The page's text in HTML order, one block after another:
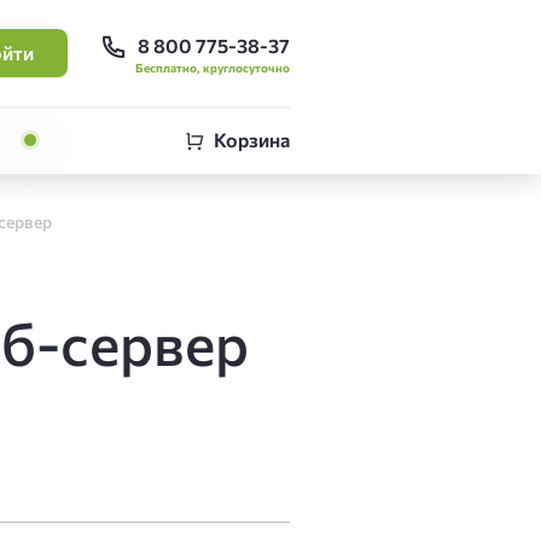
8 800 775-38-37
Бесплатно, круглосуточно
Корзина
сервер